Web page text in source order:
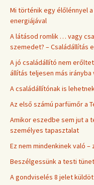
Mi történik egy élőlénnyel
energiájával
A látásod romlik … vagy
szemedet? – Családállítás
A jó családállító nem
állítás teljesen más irányba
A családállítónak is
Az első számú parfümőr a
Amikor eszedbe sem jut a
személyes tapasztalat
Ez nem mindenkinek való
Beszélgessünk a testi
A gondviselés 8 jelet